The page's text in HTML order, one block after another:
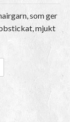
som ger
mjukt